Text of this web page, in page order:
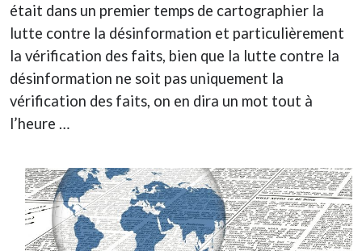
était dans un premier temps de cartographier la
lutte contre la désinformation et particulièrement
la vérification des faits, bien que la lutte contre la
désinformation ne soit pas uniquement la
vérification des faits, on en dira un mot tout à
l’heure …